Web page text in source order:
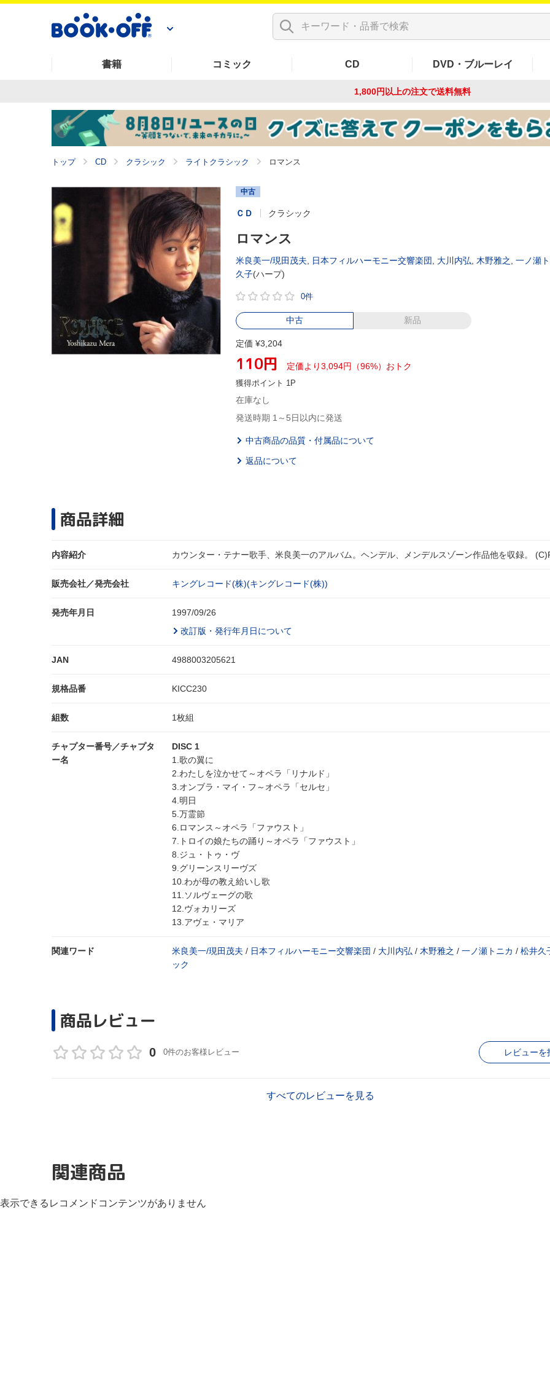
書籍 コミック CD DVD・ブルーレイ
1,800円以上の注文で送料無料
トップ CD クラシック ライトクラシック ロマンス
中古
ＣＤ クラシック
ロマンス
米良美一/現田茂夫 日本フィルハーモニー交響楽団 大川内弘 木野雅之
一ノ瀬
久子(ハープ)
0件
中古 新品
定価 ¥3,204
110円 定価より3,094円（96%）おトク
獲得ポイント 1P
在庫なし
発送時期 1～5日以内に発送
中古商品の品質・付属品について
返品について
商品詳細
内容紹介 カウンター・テナー歌手、米良美一のアルバム。ヘンデル、メンデルスゾーン作品他を収録。
販売会社／発売会社 キングレコード(株)(キングレコード(株))
発売年月日
1997/09/26
改訂版・発行年月日について
JAN 4988003205621
規格品番 KICC230
組数 1枚組
チャプター番号／チャプタ
ー名
DISC 1
1.歌の翼に
2.わたしを泣かせて～オペラ「リナルド」
3.オンブラ・マイ・フ～オペラ「セルセ」
4.明日
5.万霊節
6.ロマンス～オペラ「ファウスト」
7.トロイの娘たちの踊り～オペラ「ファウスト」
8.ジュ・トゥ・ヴ
9.グリーンスリーヴズ
10.わが母の教え給いし歌
11.ソルヴェーグの歌
12.ヴォカリーズ
13.アヴェ・マリア
関連ワード 米良美一/現田茂夫 / 日本フィルハーモニー交響楽団 / 大川内弘 / 木野雅之 / 一ノ瀬トニカ / 松井久
ック
商品レビュー
0 0件のお客様レビュー レビューを
すべてのレビューを見る
関連商品
表示できるレコメンドコンテンツがありません